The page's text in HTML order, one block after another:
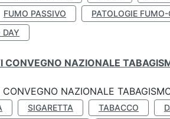
FUMO PASSIVO PATOLOGIE FUMO-
DAY
CONVEGNO NAZIONALE
NAZIONALE
SIGARETTA TABACCO